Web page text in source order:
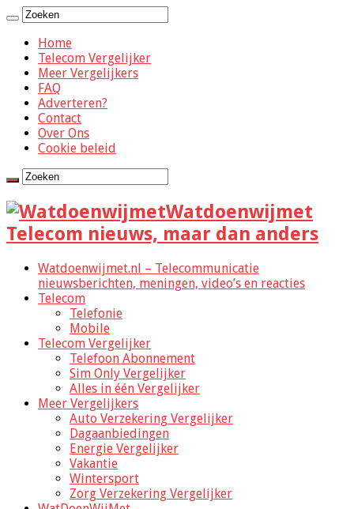
Home
Telecom Vergelijker
Meer Vergelijkers
FAQ
Adverteren?
Contact
Over Ons
Cookie beleid
Watdoenwijmet
Telecom nieuws, maar dan anders
Watdoenwijmet.nl – Telecommunicatie
nieuwsberichten, meningen, video’s en reacties
Telecom
Telefonie
Mobile
Telecom Vergelijker
Telefoon Abonnement
Sim Only Vergelijker
Alles in één Vergelijker
Meer Vergelijkers
Auto Verzekering Vergelijker
Dagaanbiedingen
Energie Vergelijker
Vakantie
Wintersport
Zorg Verzekering Vergelijker